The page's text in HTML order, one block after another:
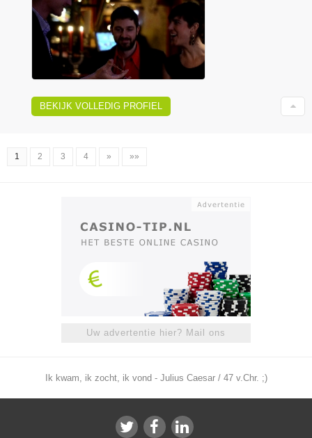
BEKIJK VOLLEDIG PROFIEL
1 2 3 4 » »»
Uw advertentie hier? Mail ons
Ik kwam, ik zocht, ik vond - Julius Caesar / 47 v.Chr. ;)